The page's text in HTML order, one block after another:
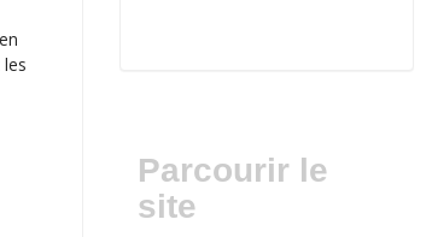
Parcourir le
site